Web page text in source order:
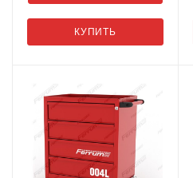
КУПИТЬ